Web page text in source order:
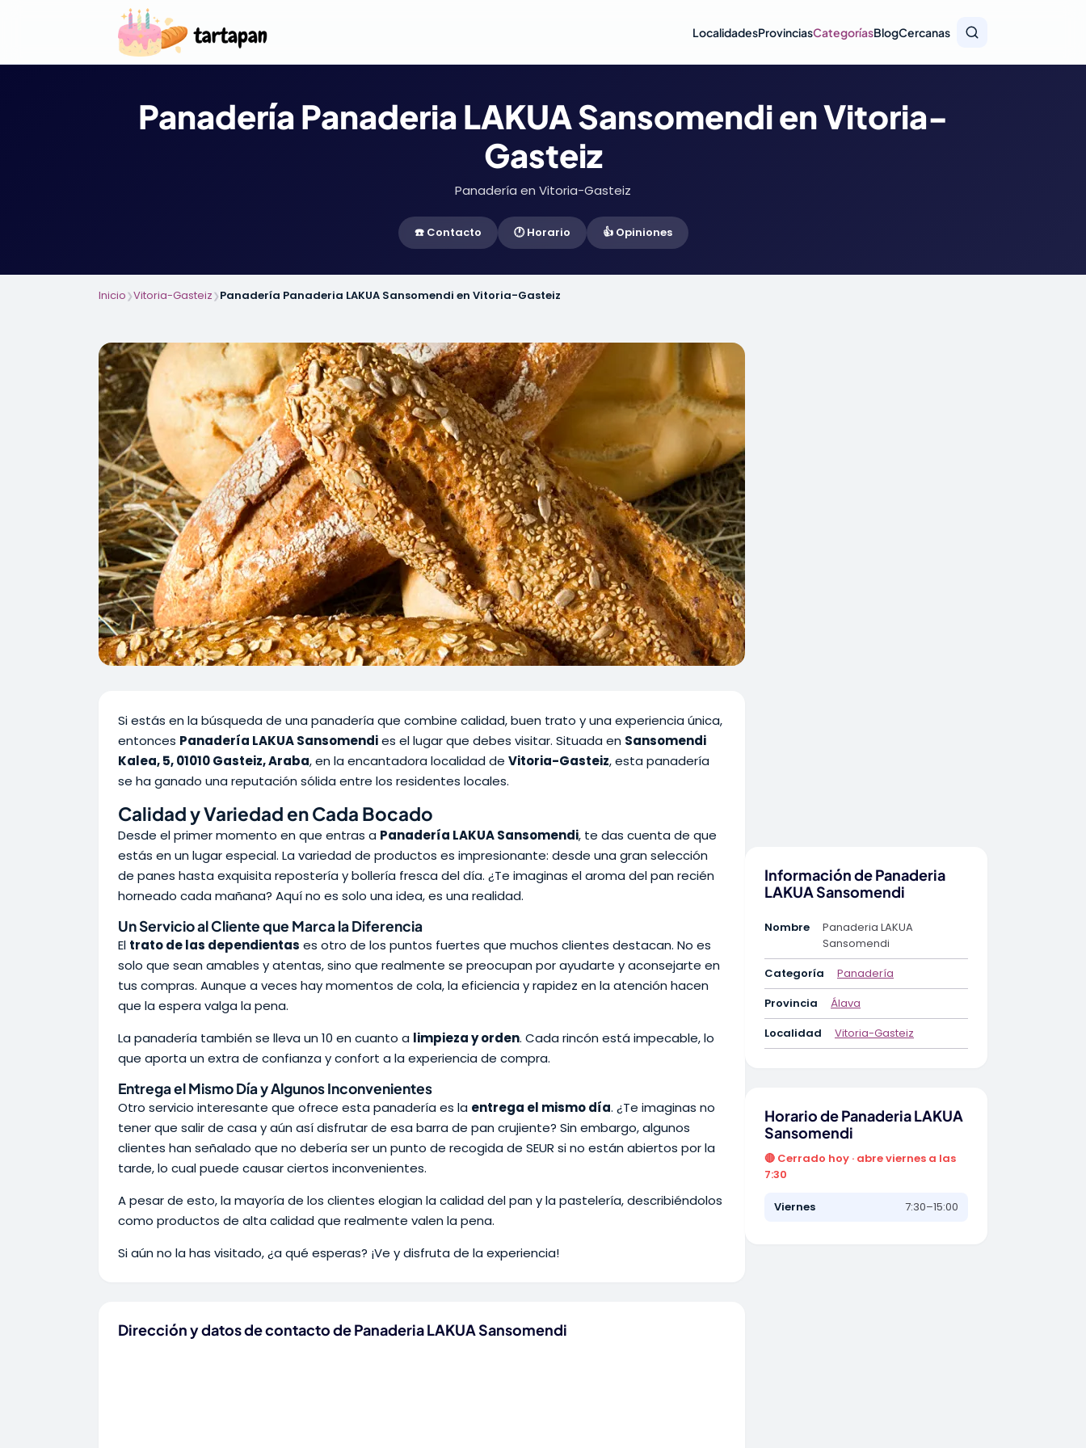
LocalidadesProvinciasCategoríasBlogCercanas
Panadería Panaderia LAKUA Sansomendi en Vitoria-
Gasteiz
Panadería en Vitoria-Gasteiz
☎️ Contacto 🕐 Horario 👍 Opiniones
Inicio❯Vitoria-Gasteiz❯Panadería Panaderia LAKUA Sansomendi en Vitoria-Gasteiz
Si estás en la búsqueda de una panadería que combine calidad, buen trato y una experiencia única,
entonces Panadería LAKUA Sansomendies el lugar que debes visitar. Situada en Sansomendi
Kalea, 5, 01010 Gasteiz, Araba, en la encantadora localidad de Vitoria-Gasteiz, esta panadería
se ha ganado una reputación sólida entre los residentes locales.
Calidad y Variedad en Cada Bocado
Desde el primer momento en que entras a Panadería LAKUA Sansomendi, te das cuenta de que
estás en un lugar especial. La variedad de productos es impresionante: desde una gran selección
de panes hasta exquisita repostería y bollería fresca del día. ¿Te imaginas el aroma del pan recién
horneado cada mañana? Aquí no es solo una idea, es una realidad.
Un Servicio al Cliente que Marca la Diferencia
El trato de las dependientas es otro de los puntos fuertes que muchos clientes destacan. No es
solo que sean amables y atentas, sino que realmente se preocupan por ayudarte y aconsejarte en
tus compras. Aunque a veces hay momentos de cola, la eficiencia y rapidez en la atención hacen
que la espera valga la pena.
La panadería también se lleva un 10 en cuanto a limpieza y orden. Cada rincón está impecable, lo
que aporta un extra de confianza y confort a la experiencia de compra.
Entrega el Mismo Día y Algunos Inconvenientes
Otro servicio interesante que ofrece esta panadería es la entrega el mismo día. ¿Te imaginas no
tener que salir de casa y aún así disfrutar de esa barra de pan crujiente? Sin embargo, algunos
clientes han señalado que no debería ser un punto de recogida de SEUR si no están abiertos por la
tarde, lo cual puede causar ciertos inconvenientes.
A pesar de esto, la mayoría de los clientes elogian la calidad del pan y la pastelería, describiéndolos
como productos de alta calidad que realmente valen la pena.
Si aún no la has visitado, ¿a qué esperas? ¡Ve y disfruta de la experiencia!
Dirección y datos de contacto de Panaderia LAKUA Sansomendi
Información de Panaderia
LAKUA Sansomendi
Nombre
Panaderia LAKUA
Sansomendi
Categoría
Panadería
Provincia
Álava
Localidad
Vitoria-Gasteiz
Horario de Panaderia LAKUA
Sansomendi
🔴 Cerrado hoy · abre viernes a las
7:30
Viernes 7:30–15:00